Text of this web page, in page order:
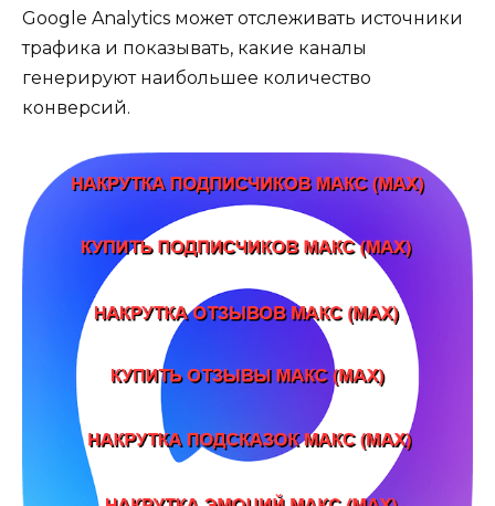
Google Analytics может отслеживать источники
трафика и показывать, какие каналы
генерируют наибольшее количество
конверсий.